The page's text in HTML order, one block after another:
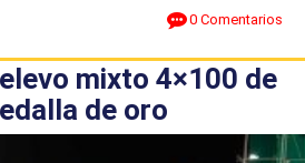
0 Comentarios
mixto 4×100 de
de oro